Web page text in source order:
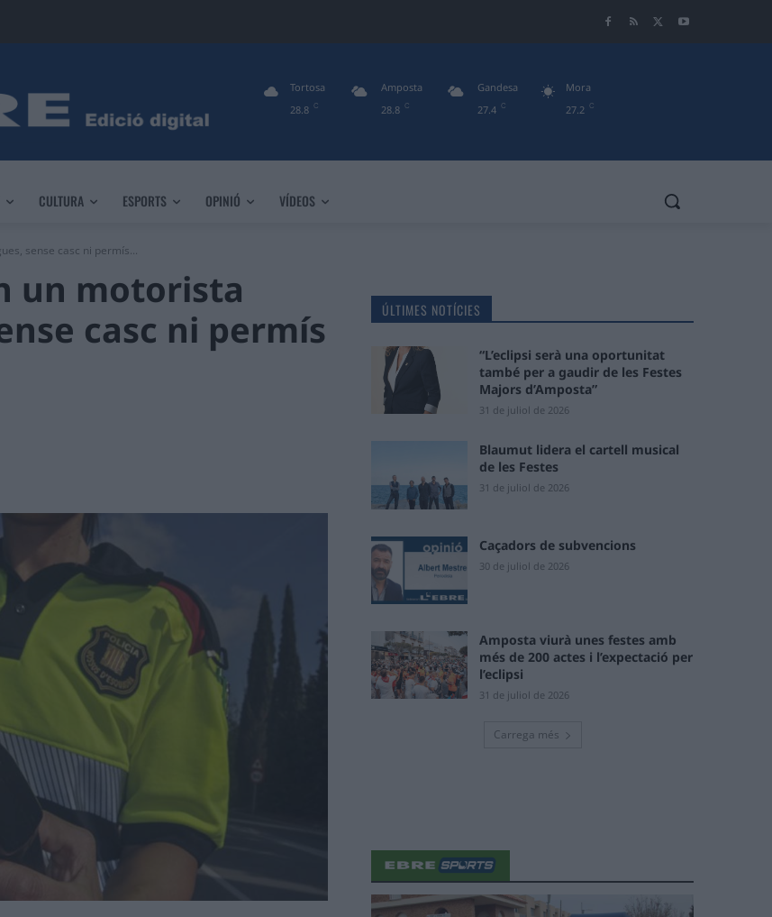
28.8 C
Tortosa
28.8 C
Amposta
27.4 C
Gandesa
27.2 C
Mora
CULTURA ESPORTS OPINIÓ VÍDEOS
sense casc ni permís...
un motorista
casc ni permís
ÚLTIMES NOTÍCIES
“L’eclipsi serà una oportunitat
també per a gaudir de les Festes
Majors d’Amposta”
31 de juliol de 2026
Blaumut lidera el cartell musical
de les Festes
31 de juliol de 2026
Caçadors de subvencions
30 de juliol de 2026
Amposta viurà unes festes amb
més de 200 actes i l’expectació per
l’eclipsi
31 de juliol de 2026
Carrega més